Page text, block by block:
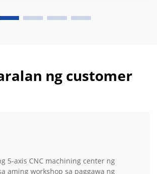
ng customer
5-axis CNC machining center ng
aming workshop sa paggawa ng